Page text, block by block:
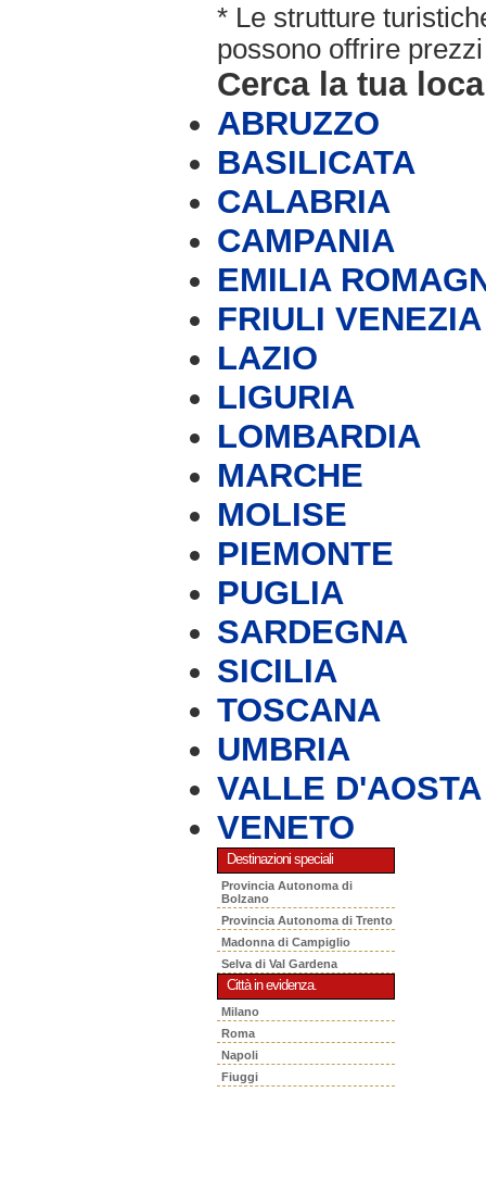
* Le strutture
possono offrire
Cerca la tua
ABRUZZO
BASILICATA
CALABRIA
CAMPANIA
EMILIA
FRIULI
LAZIO
LIGURIA
LOMBARDIA
MARCHE
MOLISE
PIEMONTE
PUGLIA
SARDEGNA
SICILIA
TOSCANA
UMBRIA
VALLE D'AOSTA
VENETO
Destinazioni speciali
Provincia Autonoma di
Bolzano
Provincia Autonoma di Trento
Madonna di Campiglio
Selva di Val Gardena
Città in evidenza.
Milano
Roma
Napoli
Fiuggi